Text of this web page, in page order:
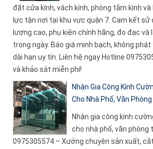
đặt cửa kính, vách kính, phòng tắm kính
lực tận nơi tại khu vực quận 7. Cam kết sử
lượng cao, phụ kiện chính hãng, đo đạc và
trong ngày. Báo giá minh bạch, không phát
dài hạn uy tín. Liên hệ ngay Hotline
và khảo sát miễn phí!
Nhận Gia Công Kính
Cho Nhà Phố, Văn
Nhận gia công kính
cho nhà phố, văn phòng
0975305574 – Xưởng chuyên sản xuất,